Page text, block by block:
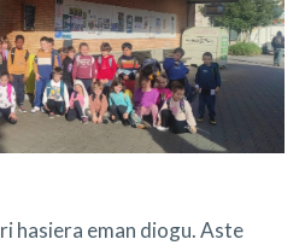
hasiera eman diogu. Aste